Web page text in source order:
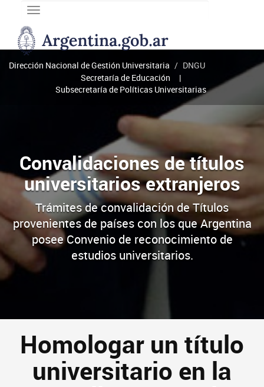
DNGU
Dirección
de
Universitaria
Dirección Nacional de Gestión Universitaria
DNGU
Secretaría de Educación
Subsecretaría de Políticas Universitarias
Convalidaciones de títulos
universitarios extranjeros
Trámites de convalidación de Títulos
provenientes de países con los que Argentina
posee Convenio de reconocimiento de
estudios universitarios.
Homologar un título
universitario en la